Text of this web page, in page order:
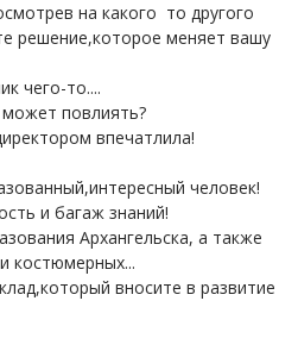
на какого то другого
решение,которое меняет вашу
чего-то....
повлиять?
впечатлила!
человек!
и багаж знаний!
Архангельска, а также
костюмерных...
вносите в развитие